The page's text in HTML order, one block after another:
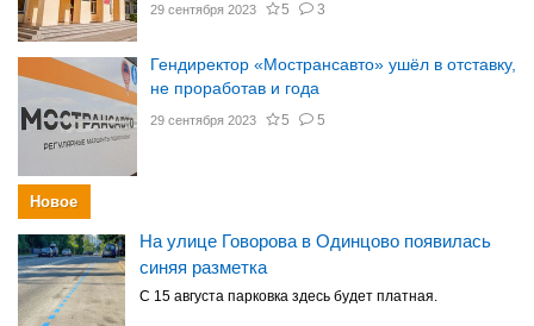
29 сентября 2023 5 3
Гендиректор «Мострансавто» ушёл в отставку,
не проработав и года
29 сентября 2023 5 5
Новое
На улице Говорова в Одинцово появилась
синяя разметка
С 15 августа парковка здесь будет платная.